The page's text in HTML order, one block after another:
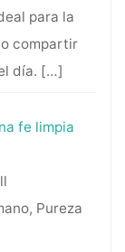
para la
compartir
día. […]
fe limpia
Pureza